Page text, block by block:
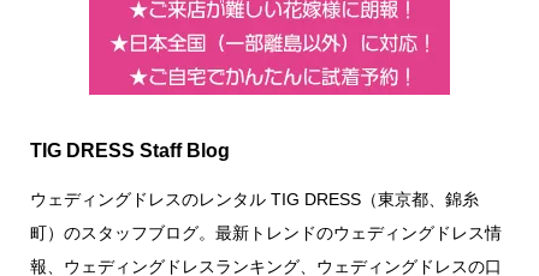
TIG DRESS Staff Blog
ウェディングドレスのレンタル TIG DRESS（東京都、錦糸
町）のスタッフブログ。最新トレンドのウェディングドレス情
報、ウェディングドレスランキング、ウェディングドレスの口